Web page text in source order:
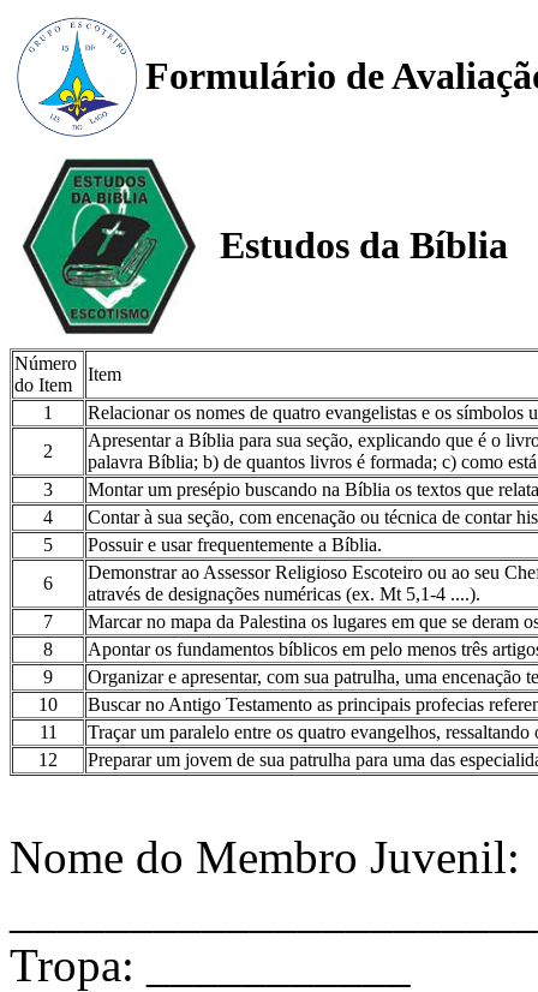
Formulário de
Estudos da Bíblia
Número
do Item
Item
1
Relacionar os nomes de quatro evangelistas e os símbolos
2
Apresentar a Bíblia para sua seção, explicando que é o
palavra Bíblia; b) de quantos livros é formada; c) como
3
Montar um presépio buscando na Bíblia os textos que
4
Contar à sua seção, com encenação ou técnica de contar
5
Possuir e usar frequentemente a Bíblia.
6
Demonstrar ao Assessor Religioso Escoteiro ou ao seu
através de designações numéricas (ex. Mt 5,1-4 ....).
7
Marcar no mapa da Palestina os lugares em que se deram
8
Apontar os fundamentos bíblicos em pelo menos três
9
Organizar e apresentar, com sua patrulha, uma encenação
10
Buscar no Antigo Testamento as principais profecias
11
Traçar um paralelo entre os quatro evangelhos,
12
Preparar um jovem de sua patrulha para uma das
Nome do Membro Juvenil:
Tropa: ___________